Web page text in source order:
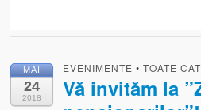
MAI
24
2018
EVENIMENTE •TOATE
Vă invităm la